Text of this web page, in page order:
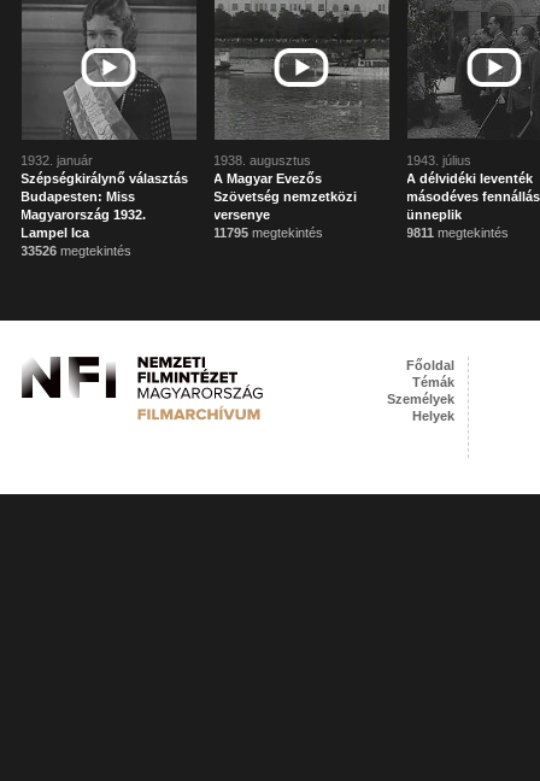
1932. január
Szépségkirálynő választás
Budapesten: Miss
Magyarország 1932.
Lampel Ica
33526 megtekintés
1938. augusztus
A Magyar Evezős
Szövetség nemzetközi
versenye
11795 megtekintés
1943. július
A délvidéki leventék
másodéves
ünneplik
9811 megtekintés
Főoldal
Témák
Személyek
Helyek